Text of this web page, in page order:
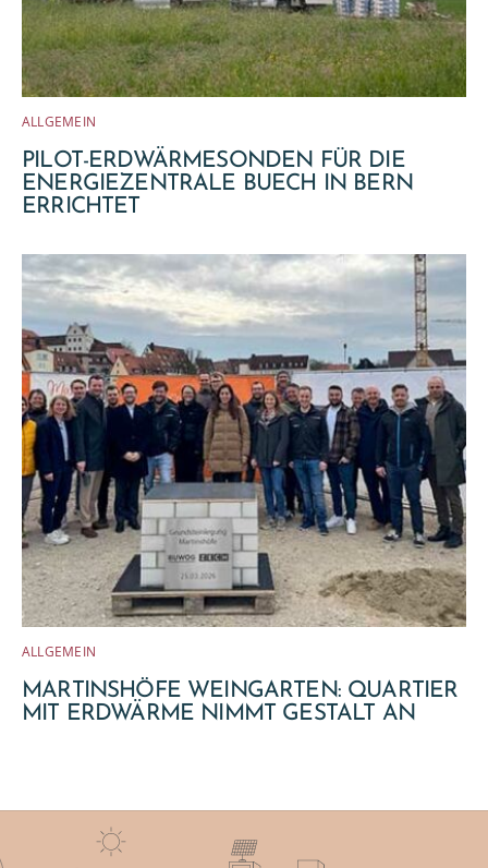
ALLGEMEIN
PILOT-ERDWÄRMESONDEN FÜR DIE
ENERGIEZENTRALE BUECH IN BERN
ERRICHTET
ALLGEMEIN
MARTINSHÖFE WEINGARTEN: QUARTIER
MIT ERDWÄRME NIMMT GESTALT AN